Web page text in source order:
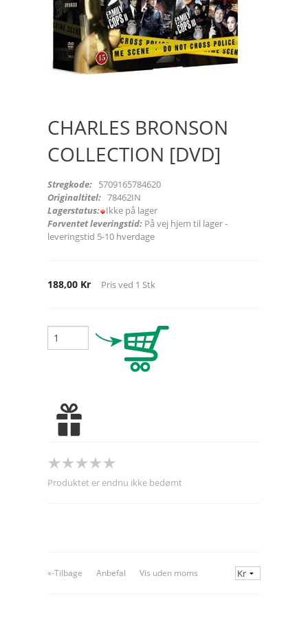
CHARLES BRONSON
COLLECTION [DVD]
Stregkode: 5709165784620
Originaltitel: 78462IN
Lagerstatus: Ikke på lager
Forventet leveringstid: På vej hjem til lager -
leveringstid 5-10 hverdage
188,00 Kr Pris ved 1 Stk
Produktet er endnu ikke bedømt
«-Tilbage Anbefal Vis uden moms